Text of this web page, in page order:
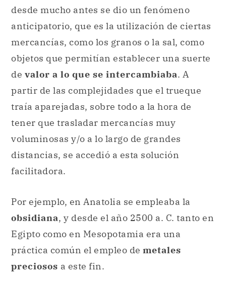
desde mucho antes se dio un fenómeno
anticipatorio, que es la utilización de ciertas
mercancías, como los granos o la sal, como
objetos que permitían establecer una suerte
de valor a lo que se intercambiaba. A
partir de las complejidades que el trueque
traía aparejadas, sobre todo a la hora de
tener que trasladar mercancías muy
voluminosas y/o a lo largo de grandes
distancias, se accedió a esta solución
facilitadora.
Por ejemplo, en Anatolia se empleaba la
obsidiana, y desde el año 2500 a. C. tanto en
Egipto como en Mesopotamia era una
práctica común el empleo de metales
preciosos a este fin.